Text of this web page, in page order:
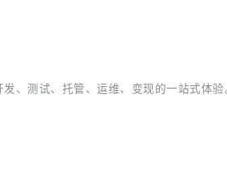
、测试、托管、运维、变现的一站式体